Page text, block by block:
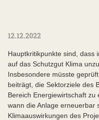
12.12.2022
Hauptkritikpunkte sind, dass
auf das Schutzgut Klima
Insbesondere müsste
beiträgt, die Sektorziele des
Bereich Energiewirtschaft zu
wann die Anlage erneuerbar
Klimaauswirkungen des